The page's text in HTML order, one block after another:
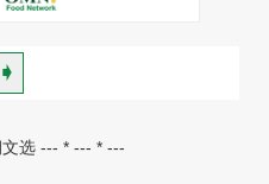
选 --- * --- * ---